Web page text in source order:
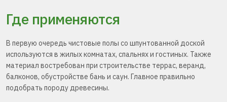
Где применяются
В первую очередь чистовые полы со шпунтованной доской
используются в жилых комнатах, спальнях и гостиных. Также
материал востребован при строительстве террас, веранд,
балконов, обустройстве бань и саун. Главное правильно
подобрать породу древесины.